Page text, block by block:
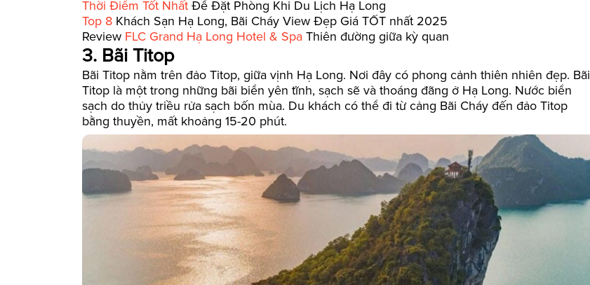
Thời Điểm Tốt Nhất Để Đặt Phòng Khi Du Lịch Hạ Long
Top 8 Khách Sạn Hạ Long, Bãi Cháy View Đẹp Giá TỐT nhất 2025
Review FLC Grand Hạ Long Hotel & Spa Thiên đường giữa kỳ quan
3. Bãi Titop
Bãi Titop nằm trên đảo Titop, giữa vịnh Hạ Long. Nơi đây có phong cảnh thiên nhiên đẹp. Bãi
Titop là một trong những bãi biển yên tĩnh, sạch sẽ và thoáng đãng ở Hạ Long. Nước biển
sạch do thủy triều rửa sạch bốn mùa. Du khách có thể đi từ cảng Bãi Cháy đến đảo Titop
bằng thuyền, mất khoảng 15-20 phút.